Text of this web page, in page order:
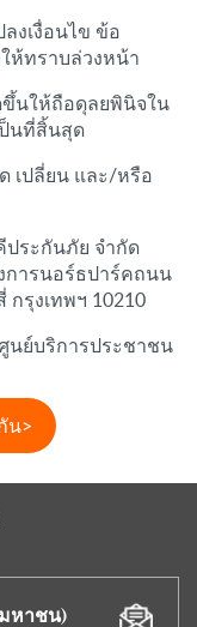
งเงื่อนไข ข้อ
ห้ทราบล่วงหน้า
ขึ้นให้ถือดุลยพินิจใน
นที่สิ้นสุด
เปลี่ยน และ/หรือ
ระกันภัย จำกัด
การนอร์ธปาร์คถนน
รุงเทพฯ 10210
นย์บริการประชาชน
น>
หาชน)